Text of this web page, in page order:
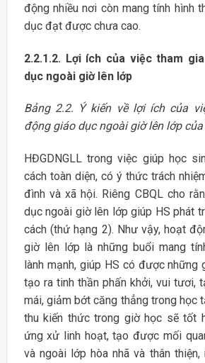
động nhiều nơi còn mang tính hình
dục đạt được chưa cao.
2.2.1.2. Lợi ích của việc tham
dục ngoài giờ lên lớp
Bảng 2.2. Ý kiến về lợi ích của
động giáo dục ngoài giờ lên lớp của
HĐGDNGLL trong việc giúp học
cách toàn diện, có ý thức trách
đình và xã hội. Riêng CBQL cho
dục ngoài giờ lên lớp giúp HS phát
cách (thứ hạng 2). Như vậy, hoạt
giờ lên lớp là những buổi mang
lành mạnh, giúp HS có được những
tạo ra tinh thần phấn khởi, vui tươi,
mái, giảm bớt căng thẳng trong học
thu kiến thức trong giờ học sẽ tốt
ứng xử linh hoạt, tạo được mối
và ngoài lớp hòa nhã và thân